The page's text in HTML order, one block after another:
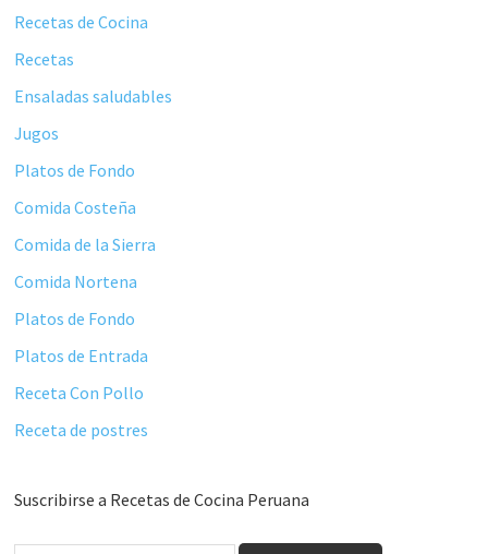
principal
Recetas de Cocina
Recetas
Ensaladas saludables
Jugos
Platos de Fondo
Comida Costeña
Comida de la Sierra
Comida Nortena
Platos de Fondo
Platos de Entrada
Receta Con Pollo
Receta de postres
Suscribirse a Recetas de Cocina Peruana